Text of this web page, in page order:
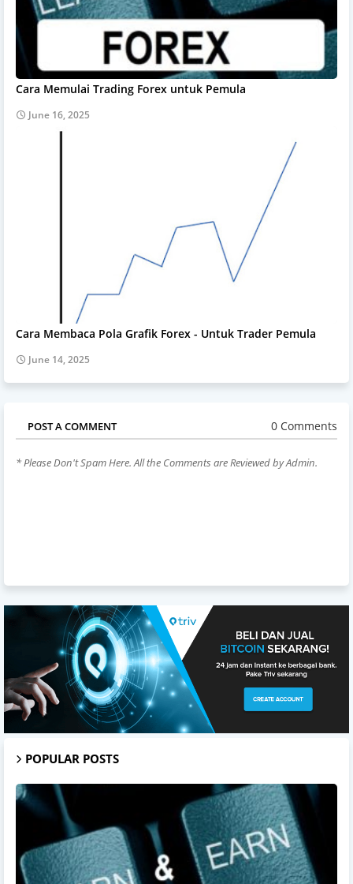
Cara Memulai Trading Forex untuk Pemula
June 16, 2025
Cara Membaca Pola Grafik Forex - Untuk Trader Pemula
June 14, 2025
POST A COMMENT 0 Comments
* Please Don't Spam Here. All the Comments are Reviewed by Admin.
POPULAR POSTS